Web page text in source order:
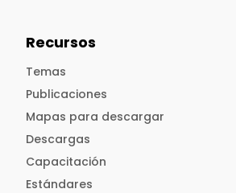
Recursos
Temas
Publicaciones
Mapas para descargar
Descargas
Capacitación
Estándares